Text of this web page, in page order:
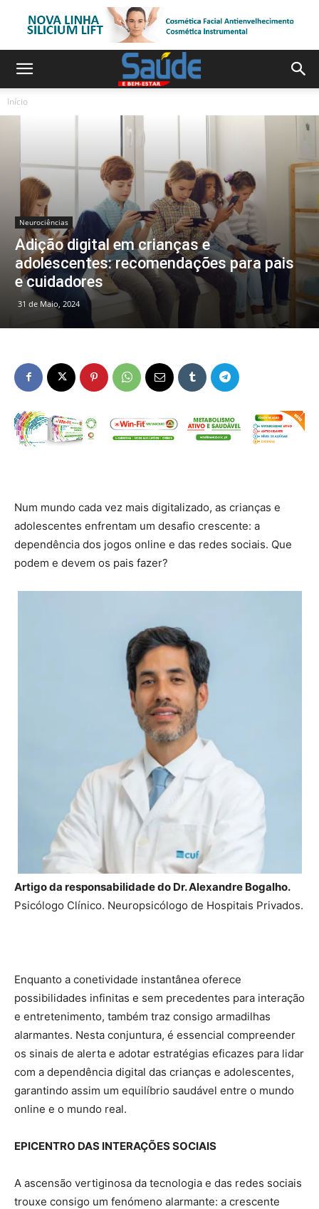
Início
Neurociências
Adição digital em crianças e
adolescentes: recomendações para pais
e cuidadores
31 de Maio, 2024
Num mundo cada vez mais digitalizado, as crianças e
adolescentes enfrentam um desafio crescente: a
dependência dos jogos online e das redes sociais. Que
podem e devem os pais fazer?
Artigo da responsabilidade do Dr. Alexandre Bogalho.
Psicólogo Clínico. Neuropsicólogo de Hospitais Privados.
Enquanto a conetividade instantânea oferece
possibilidades infinitas e sem precedentes para interação
e entretenimento, também traz consigo armadilhas
alarmantes. Nesta conjuntura, é essencial compreender
os sinais de alerta e adotar estratégias eficazes para lidar
com a dependência digital das crianças e adolescentes,
garantindo assim um equilíbrio saudável entre o mundo
online e o mundo real.
EPICENTRO DAS INTERAÇÕES SOCIAIS
A ascensão vertiginosa da tecnologia e das redes sociais
trouxe consigo um fenómeno alarmante: a crescente